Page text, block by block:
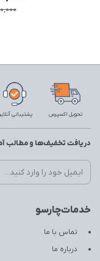
تحویل اکسپرس پشتیبانی
خدمات‌چارسو
تماس با ما
درباره ما
دریافت تخفیف‌ها و مطالب